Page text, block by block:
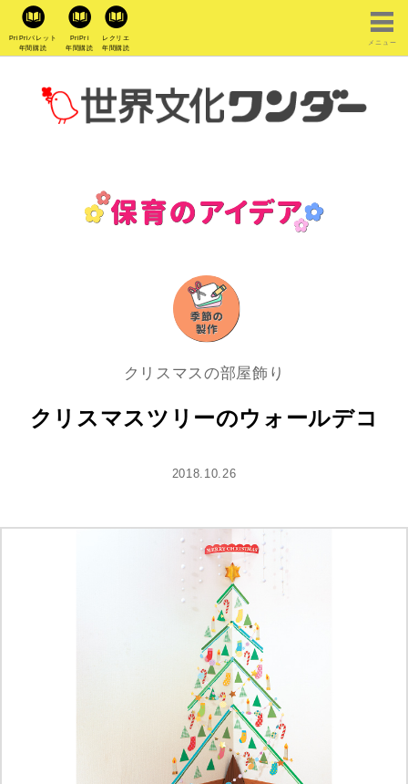
PriPriパレット
年間購読
PriPri
年間購読
レクリエ
年間購読
メニュー
クリスマスの部屋飾り
クリスマスツリーのウォールデコ
2018.10.26